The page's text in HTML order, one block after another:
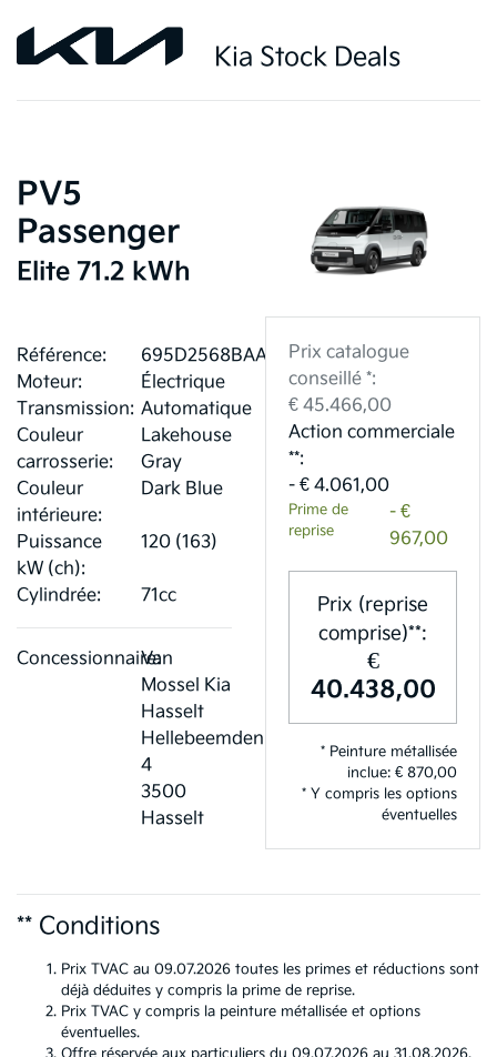
Kia Stock Deals
PV5
Passenger
Elite 71.2 kWh
Référence:
695D2568BAAA9
Moteur:
Électrique
Transmission: Automatique
Couleur
carrosserie:
Lakehouse
Gray
Couleur
intérieure:
Dark Blue
Puissance
kW (ch):
120 (163)
Cylindrée: 71cc
Concessionnaire:
Van
Mossel Kia
Hasselt
Hellebeemden
4
3500
Hasselt
Prix catalogue
conseillé *:
€ 45.466,00
Action commerciale
**:
- € 4.061,00
Prime de
reprise
- €
967,00
Prix (reprise
comprise)**:
€
40.438,00
* Peinture métallisée
inclue: € 870,00
* Y compris les options
éventuelles
** Conditions
Prix TVAC au 09.07.2026 toutes les primes et réductions sont
déjà déduites y compris la prime de reprise.
Prix TVAC y compris la peinture métallisée et options
éventuelles.
Offre réservée aux particuliers du 09.07.2026 au 31.08.2026.